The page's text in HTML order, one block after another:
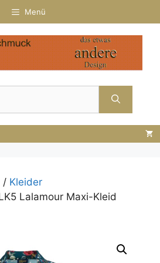
Menü
/ Kleider
Lalamour Maxi-Kleid